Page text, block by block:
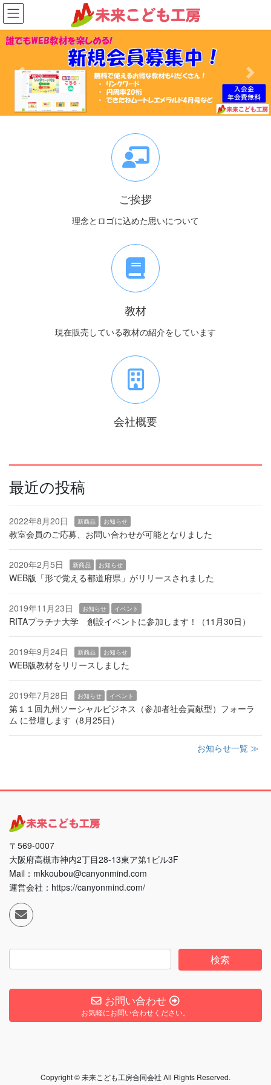
コ
ン
テ
ン
ナ
ビ
ゲ
ー
Previous Next
ご挨拶
理念とロゴに込めた思いについて
教材
現在販売している教材の紹介をしています
会社概要
最近の投稿
2022年8月20日 新商品 お知らせ
教室会員のご応募、お問い合わせが可能となりました
2020年2月5日 新商品 お知らせ
WEB版「形で覚える都道府県」がリリースされました
2019年11月23日 お知らせ イベント
RITAプラチナ大学 創設イベントに参加します！（11月30日）
2019年9月24日 新商品 お知らせ
WEB版教材をリリースしました
2019年7月28日 お知らせ イベント
第１１回九州ソーシャルビジネス（参加者社会貢献型）フォーラ
ム に登壇します（8月25日）
お知らせ一覧 ≫
〒569-0007
大阪府高槻市神内2丁目28-13東ア第1ビル3F
Mail：mkkoubou@canyonmind.com
運営会社：https://canyonmind.com/
お問い合わせ
お気軽にお問い合わせください。
Copyright © 未来こども工房合同会社 All Rights Reserved.